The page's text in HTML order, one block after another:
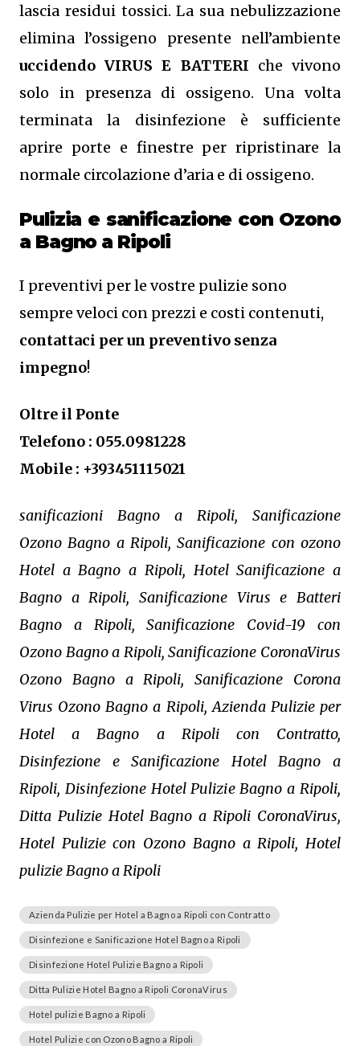
lascia residui tossici.La sua nebulizzazione
elimina l’ossigeno presente nell’ambiente
uccidendo VIRUS E BATTERI che vivono
solo in presenza di ossigeno. Una volta
terminata la disinfezione è sufficiente
aprire porte e finestre per ripristinare la
normale circolazione d’aria e di ossigeno.
Pulizia e sanificazione con Ozono
a Bagno a Ripoli
I preventivi per le vostre pulizie sono
sempre veloci con prezzi e costi contenuti,
contattaci per un preventivo senza
impegno!
Oltre il Ponte
Telefono : 055.0981228
Mobile : +393451115021
sanificazioni Bagno a Ripoli, Sanificazione
Ozono Bagno a Ripoli, Sanificazione con ozono
Hotel a Bagno a Ripoli, Hotel Sanificazione a
Bagno a Ripoli, Sanificazione Virus e Batteri
Bagno a Ripoli, Sanificazione Covid-19 con
Ozono Bagno a Ripoli, Sanificazione CoronaVirus
Ozono Bagno a Ripoli, Sanificazione Corona
Virus Ozono Bagno a Ripoli, Azienda Pulizie per
Hotel a Bagno a Ripoli con Contratto,
Disinfezione e Sanificazione Hotel Bagno a
Ripoli, Disinfezione Hotel Pulizie Bagno a Ripoli,
Ditta Pulizie Hotel Bagno a Ripoli CoronaVirus,
Hotel Pulizie con Ozono Bagno a Ripoli, Hotel
pulizie Bagno a Ripoli
Azienda Pulizie per Hotel a Bagno a Ripoli con Contratto
Disinfezione e Sanificazione Hotel Bagno a Ripoli
Disinfezione Hotel Pulizie Bagno a Ripoli
Ditta Pulizie Hotel Bagno a Ripoli CoronaVirus
Hotel pulizie Bagno a Ripoli
Hotel Pulizie con Ozono Bagno a Ripoli